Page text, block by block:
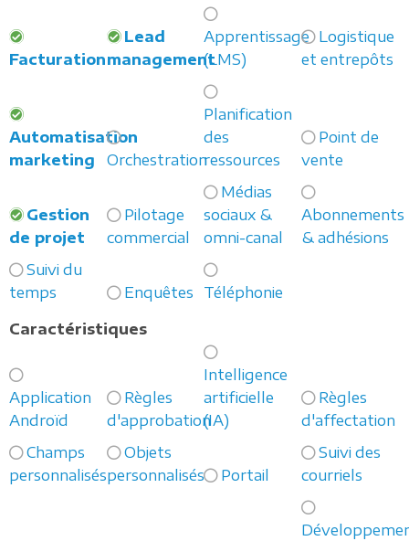
Facturation
Lead
management
Apprentissage
(LMS)
Logistique
et entrepôts
Automatisation
marketing
Orchestration
Planification
des
ressources
Point de
vente
Gestion
de projet
Pilotage
commercial
Médias
sociaux &
omni-canal
Abonnements
& adhésions
Suivi du
temps
Enquêtes
Téléphonie
Caractéristiques
Application
Androïd
Règles
d'approbation
Intelligence
artificielle
(IA)
Règles
d'affectation
Champs
personnalisés
Objets
personnalisés
Portail
Suivi des
courriels